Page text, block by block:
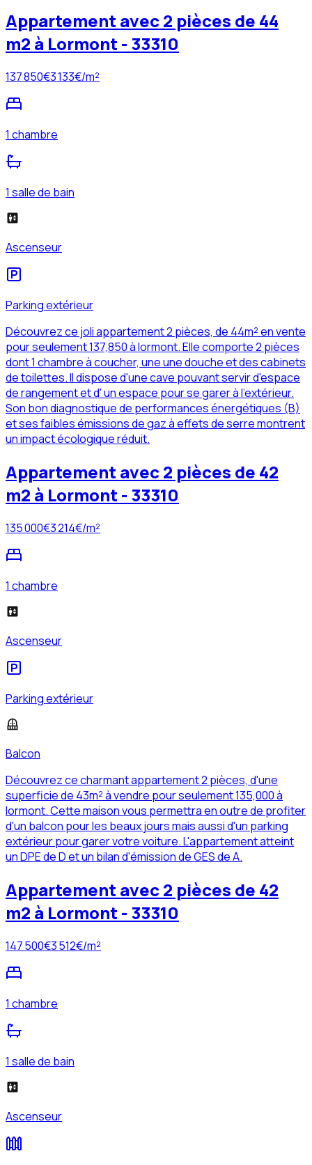
Appartement avec 2 pièces de 44
m2 à Lormont - 33310
137 850€3 133€/m²
1 chambre
1 salle de bain
Ascenseur
Parking extérieur
Découvrez ce joli appartement 2 pièces, de 44m² en vente
pour seulement 137,850 à lormont. Elle comporte 2 pièces
dont 1 chambre à coucher, une une douche et des cabinets
de toilettes. Il dispose d'une cave pouvant servir d'espace
de rangement et d' un espace pour se garer à l'extérieur.
Son bon diagnostique de performances énergétiques (B)
et ses faibles émissions de gaz à effets de serre montrent
un impact écologique réduit.
Appartement avec 2 pièces de 42
m2 à Lormont - 33310
135 000€3 214€/m²
1 chambre
Ascenseur
Parking extérieur
Balcon
Découvrez ce charmant appartement 2 pièces, d'une
superficie de 43m² à vendre pour seulement 135,000 à
lormont. Cette maison vous permettra en outre de profiter
d'un balcon pour les beaux jours mais aussi d'un parking
extérieur pour garer votre voiture. L'appartement atteint
un DPE de D et un bilan d'émission de GES de A.
Appartement avec 2 pièces de 42
m2 à Lormont - 33310
147 500€3 512€/m²
1 chambre
1 salle de bain
Ascenseur